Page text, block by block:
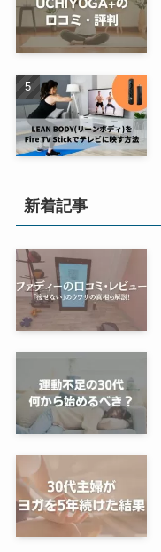
新着記事